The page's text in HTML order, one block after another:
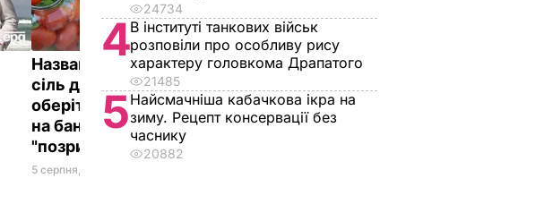
Названа найкраща
сіль для консервації,
оберіть її – і кришки
на банках не
"позриває"
5 серпня, 19.25
Марія Бурмака: Нам
важка зима, і я не
знаю, що робити, бо в
24734
4В інституті танкових військ
розповіли про особливу рису
характеру головкома Драпатого
21485
5Найсмачніша кабачкова ікра на
зиму. Рецепт консервації без
часнику
20882